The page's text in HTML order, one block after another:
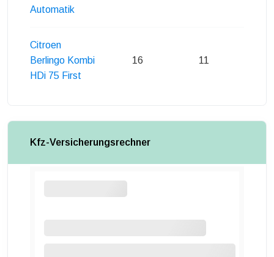
Automatik
Citroen
Berlingo Kombi
HDi 75 First
16 11
Kfz-Versicherungsrechner